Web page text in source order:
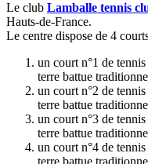
Le club Lamballe tennis
Hauts-de-France.
Le centre dispose de 4
un court n°1 de
terre battue
un court n°2 de
terre battue
un court n°3 de
terre battue
un court n°4 de
terre battue